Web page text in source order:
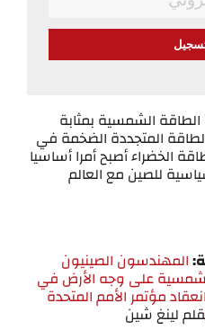
الشمسية بمثابة
المتجددة الضخمة في
الخضراء أصبح أمرا أساسيا
للصين مع العالم
المهندسون الصينيون
على وجه الأرض في
مؤتمر الأمم المتحدة
لينغ شين